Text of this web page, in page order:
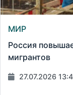
МИР
Россия
мигрантов
27.07.2026